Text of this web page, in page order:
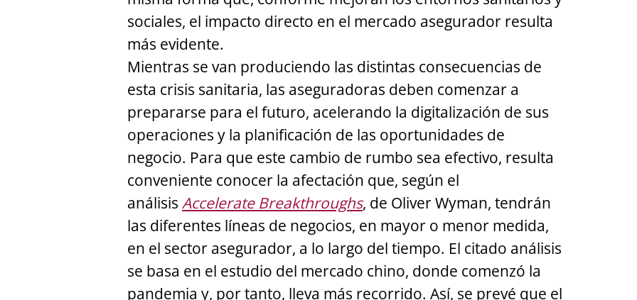
sociales, el impacto directo en el mercado asegurador resulta
más evidente.
Mientras se van produciendo las distintas consecuencias de
esta crisis sanitaria, las aseguradoras deben comenzar a
prepararse para el futuro, acelerando la digitalización de sus
operaciones y la planificación de las oportunidades de
negocio. Para que este cambio de rumbo sea efectivo, resulta
conveniente conocer la afectación que, según el
análisisAccelerate Breakthroughs, de Oliver Wyman, tendrán
las diferentes líneas de negocios, en mayor o menor medida,
en el sector asegurador, a lo largo del tiempo. El citado análisis
se basa en el estudio del mercado chino, donde comenzó la
pandemia y, por tanto, lleva más recorrido. Así, se prevé que el